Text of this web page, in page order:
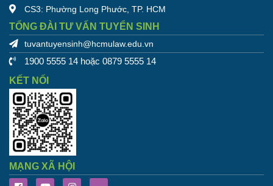
CS3: Phường Long Phước, TP. HCM
TỔNG ĐÀI TƯ VẤN TUYỂN SINH
tuvantuyensinh@hcmulaw.edu.vn
1900 5555 14 hoặc 0879 5555 14
KẾT NỐI
MẠNG XÃ HỘI